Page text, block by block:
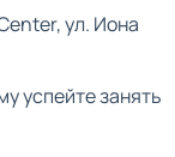
ул. Иона
успейте занять